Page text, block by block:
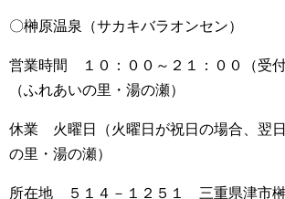
〇榊原温泉（サカキバラオンセン）
営業時間 １０：００～２１：００（受付
（ふれあいの里・湯の瀬）
休業 火曜日（火曜日が祝日の場合、翌
の里・湯の瀬）
所在地 ５１４－１２５１ 三重県津市